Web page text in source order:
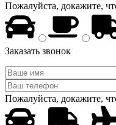
Пожалуйста, докажите,
Заказать звонок
Пожалуйста, докажите,